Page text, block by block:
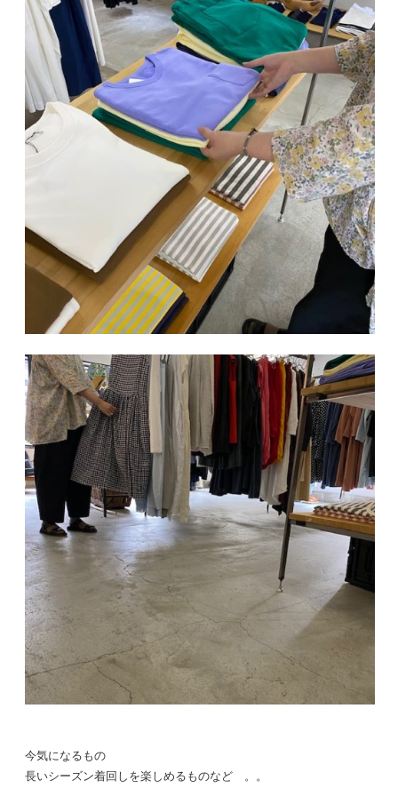
今気になるもの
長いシーズン着回しを楽しめるものなど 。。